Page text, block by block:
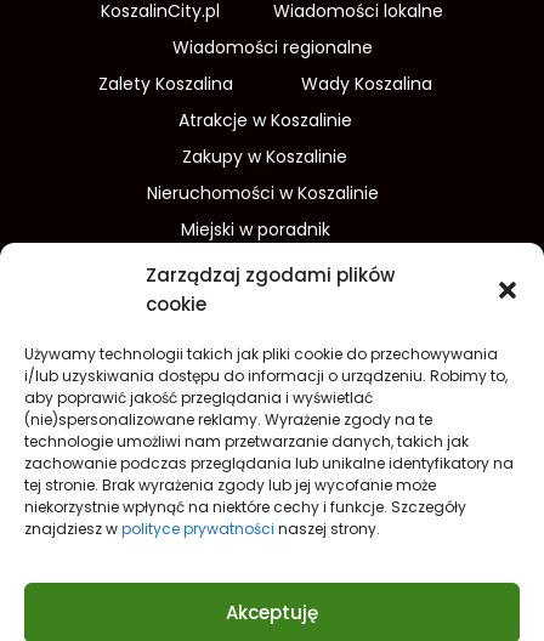
Zarządzaj zgodami plików
cookie
Używamy technologii takich jak pliki cookie do przechowywania
i/lub uzyskiwania dostępu do informacji o urządzeniu. Robimy to,
aby poprawić jakość przeglądania i wyświetlać
(nie)spersonalizowane reklamy. Wyrażenie zgody na te
technologie umożliwi nam przetwarzanie danych, takich jak
zachowanie podczas przeglądania lub unikalne identyfikatory na
tej stronie. Brak wyrażenia zgody lub jej wycofanie może
niekorzystnie wpłynąć na niektóre cechy i funkcje. Szczegóły
znajdziesz wpolityce prywatności naszej strony.
Akceptuję
KoszalinCity.pl
Wiadomości lokalne
Wiadomości regionalne
Zalety Koszalina
Wady Koszalina
Atrakcje w Koszalinie
Zakupy w Koszalinie
Nieruchomości w Koszalinie
Miejski w poradnik
Wydarzenia w Koszalinie
Sport w Koszalinie
Finanse i inwestycje
Dom i ogród
Turystyka
Lifestyle
O nas
Redakcja
Reklama
Kontakt
Prywatność
Polityka prywatności Cookies (EU)